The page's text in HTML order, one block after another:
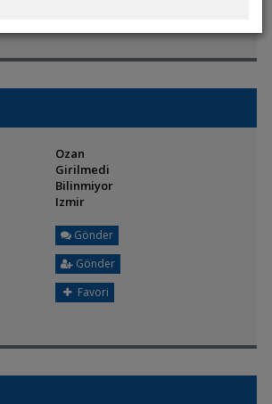
Ozan
Girilmedi
Bilinmiyor
Izmir
Gönder
Gönder
Favori